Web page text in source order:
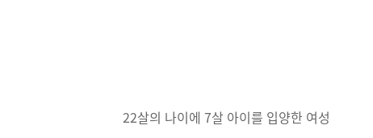
22살의 나이에 7살 아이를 입양한 여성